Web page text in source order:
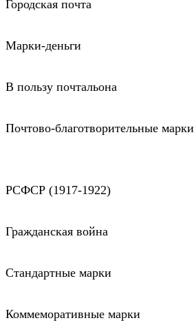
Городская почта
Марки-деньги
В пользу почтальона
Почтово-благотворительные марки
РСФСР (1917-1922)
Гражданская война
Стандартные марки
Коммеморативные марки